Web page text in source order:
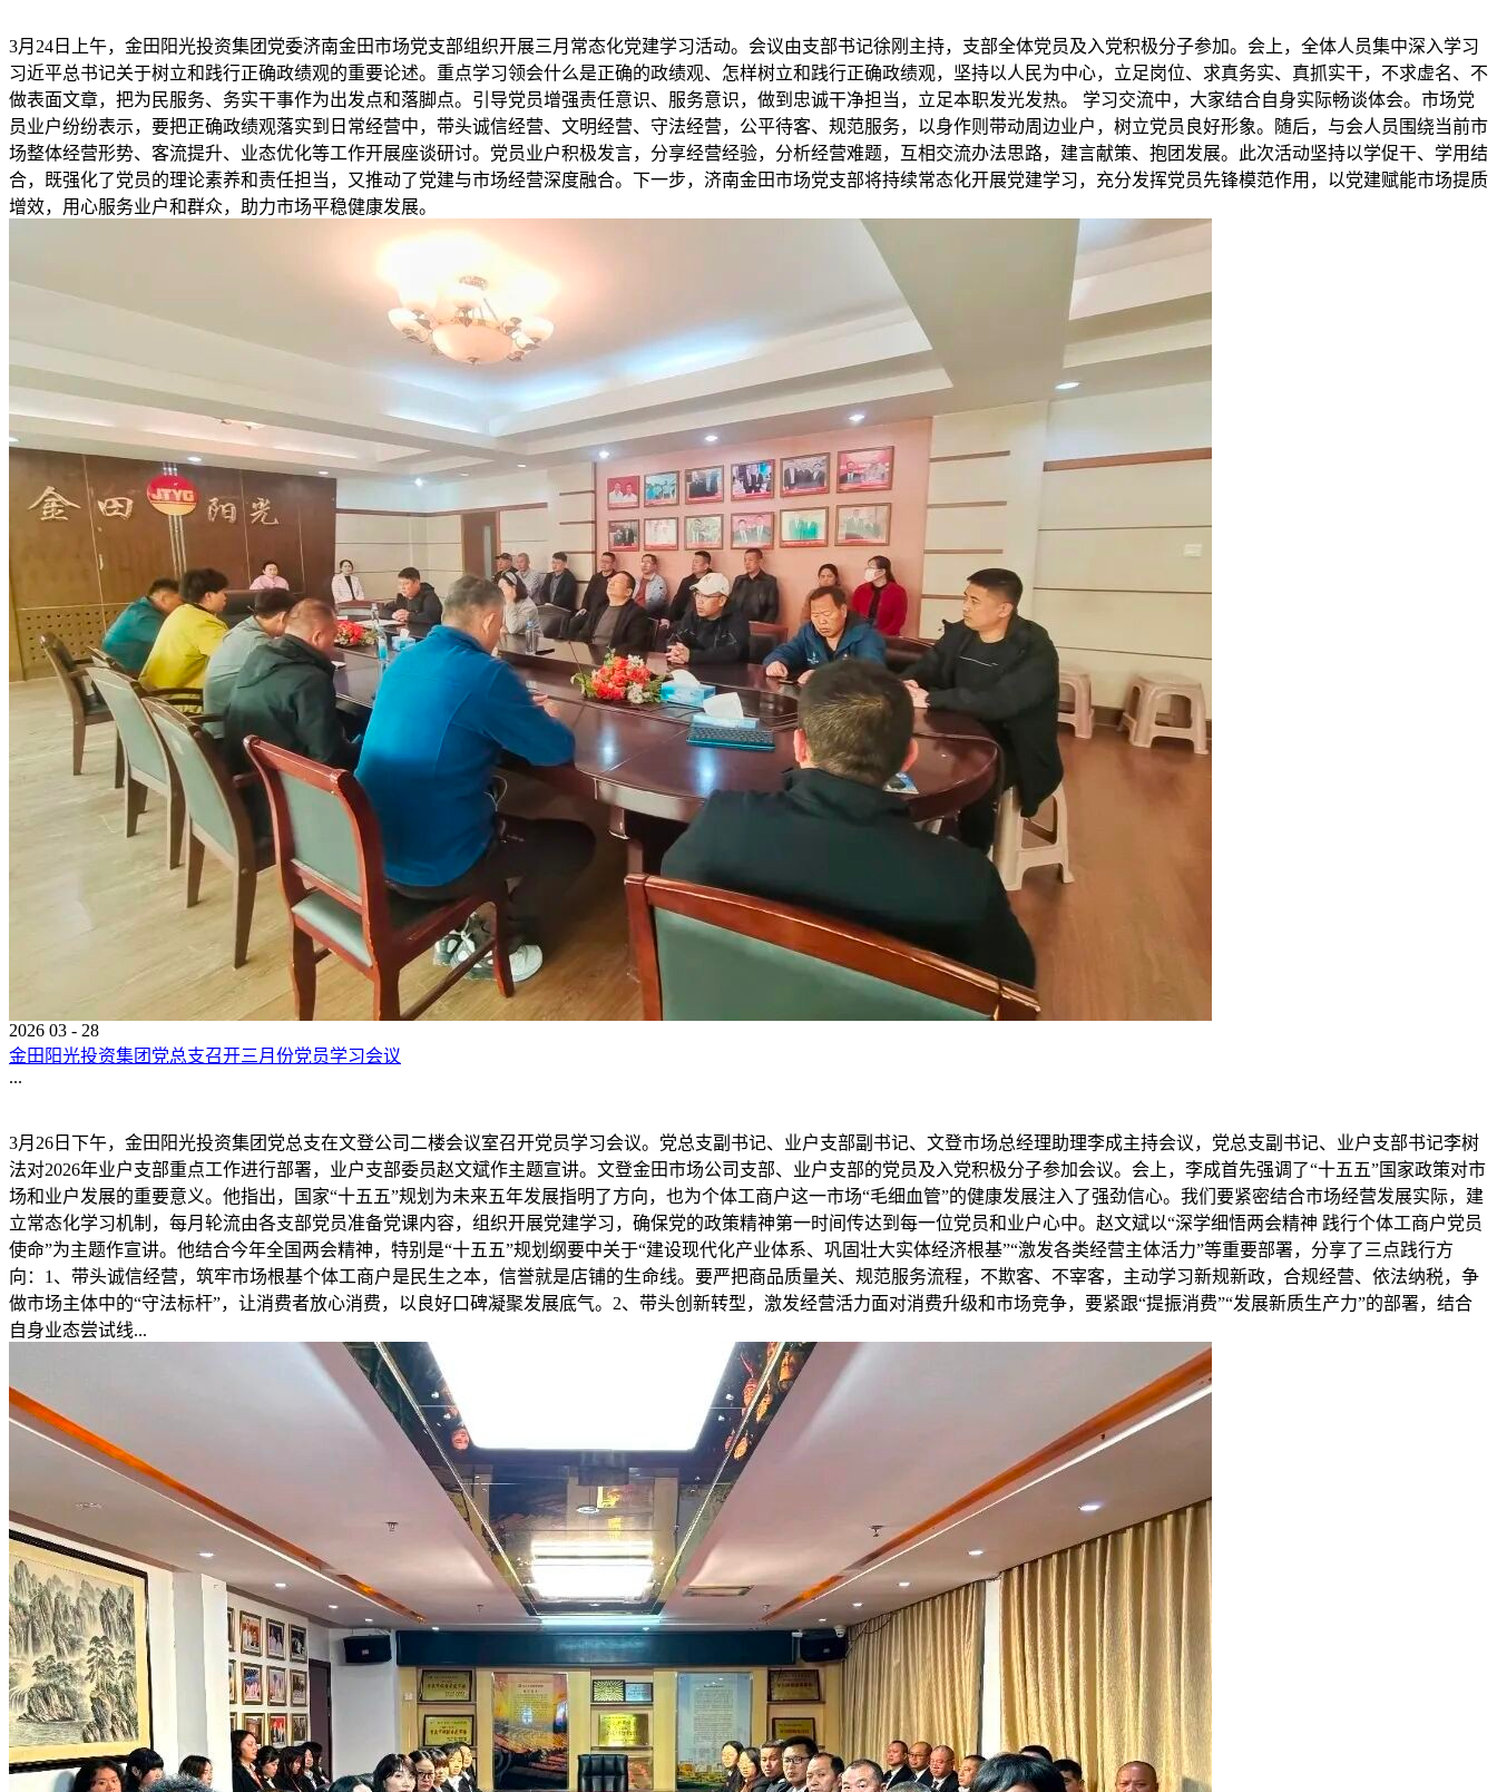
3月24日上午，金田阳光投资集团党委济南金田市场党支部组织开展三月常态化党建学习活动。会议由支部书记徐刚主持，支部全体党员及入党积极分子参加。会上，全体人员集中深入学习
习近平总书记关于树立和践行正确政绩观的重要论述。重点学习领会什么是正确的政绩观、怎样树立和践行正确政绩观，坚持以人民为中心，立足岗位、求真务实、真抓实干，不求虚名、不
做表面文章，把为民服务、务实干事作为出发点和落脚点。引导党员增强责任意识、服务意识，做到忠诚干净担当，立足本职发光发热。 学习交流中，大家结合自身实际畅谈体会。市场党
员业户纷纷表示，要把正确政绩观落实到日常经营中，带头诚信经营、文明经营、守法经营，公平待客、规范服务，以身作则带动周边业户，树立党员良好形象。随后，与会人员围绕当前市
场整体经营形势、客流提升、业态优化等工作开展座谈研讨。党员业户积极发言，分享经营经验，分析经营难题，互相交流办法思路，建言献策、抱团发展。此次活动坚持以学促干、学用结
合，既强化了党员的理论素养和责任担当，又推动了党建与市场经营深度融合。下一步，济南金田市场党支部将持续常态化开展党建学习，充分发挥党员先锋模范作用，以党建赋能市场提质
增效，用心服务业户和群众，助力市场平稳健康发展。
2026 03 - 28
金田阳光投资集团党总支召开三月份党员学习会议
...
3月26日下午，金田阳光投资集团党总支在文登公司二楼会议室召开党员学习会议。党总支副书记、业户支部副书记、文登市场总经理助理李成主持会议，党总支副书记、业户支部书记李树
法对2026年业户支部重点工作进行部署，业户支部委员赵文斌作主题宣讲。文登金田市场公司支部、业户支部的党员及入党积极分子参加会议。会上，李成首先强调了“十五五”国家政策对市
场和业户发展的重要意义。他指出，国家“十五五”规划为未来五年发展指明了方向，也为个体工商户这一市场“毛细血管”的健康发展注入了强劲信心。我们要紧密结合市场经营发展实际，建
立常态化学习机制，每月轮流由各支部党员准备党课内容，组织开展党建学习，确保党的政策精神第一时间传达到每一位党员和业户心中。赵文斌以“深学细悟两会精神 践行个体工商户党员
使命”为主题作宣讲。他结合今年全国两会精神，特别是“十五五”规划纲要中关于“建设现代化产业体系、巩固壮大实体经济根基”“激发各类经营主体活力”等重要部署，分享了三点践行方
向：1、带头诚信经营，筑牢市场根基个体工商户是民生之本，信誉就是店铺的生命线。要严把商品质量关、规范服务流程，不欺客、不宰客，主动学习新规新政，合规经营、依法纳税，争
做市场主体中的“守法标杆”，让消费者放心消费，以良好口碑凝聚发展底气。2、带头创新转型，激发经营活力面对消费升级和市场竞争，要紧跟“提振消费”“发展新质生产力”的部署，结合
自身业态尝试线...